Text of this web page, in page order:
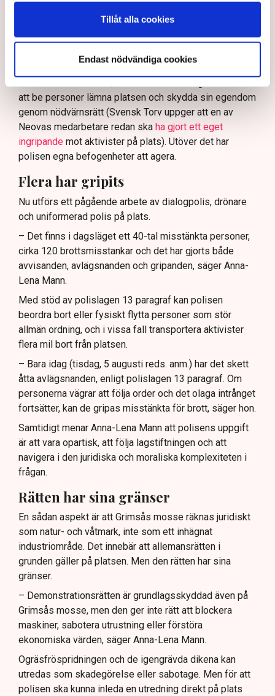
Tillåt alla cookies
Endast nödvändiga cookies
och näringsverksamhet mot den typen av störningar.
Enligt Anna-Lena Mann, polisinspektör vid
kommunikationsavdelningen i region Väst, har
att be personer lämna platsen och skydda sin egendom
genom nödvärnsrätt (Svensk Torv uppger att en av
Neovas medarbetare redan ska ha gjort ett eget
ingripande mot aktivister på plats). Utöver det har
polisen egna befogenheter att agera.
Flera har gripits
Nu utförs ett pågående arbete av dialogpolis, drönare
och uniformerad polis på plats.
– Det finns i dagsläget ett 40-tal misstänkta personer,
cirka 120 brottsmisstankar och det har gjorts både
avvisanden, avlägsnanden och gripanden, säger Anna-
Lena Mann.
Med stöd av polislagen 13 paragraf kan polisen
beordra bort eller fysiskt flytta personer som stör
allmän ordning, och i vissa fall transportera aktivister
flera mil bort från platsen.
– Bara idag (tisdag, 5 augusti reds. anm.) har det skett
åtta avlägsnanden, enligt polislagen 13 paragraf. Om
personerna vägrar att följa order och det olaga intrånget
fortsätter, kan de gripas misstänkta för brott, säger hon.
Samtidigt menar Anna-Lena Mann att polisens uppgift
är att vara opartisk, att följa lagstiftningen och att
navigera i den juridiska och moraliska komplexiteten i
frågan.
Rätten har sina gränser
En sådan aspekt är att Grimsås mosse räknas juridiskt
som natur- och våtmark, inte som ett inhägnat
industriområde. Det innebär att allemansrätten i
grunden gäller på platsen. Men den rätten har sina
gränser.
– Demonstrationsrätten är grundlagsskyddad även på
Grimsås mosse, men den ger inte rätt att blockera
maskiner, sabotera utrustning eller förstöra
ekonomiska värden, säger Anna-Lena Mann.
Ogräsfröspridningen och de igengrävda dikena kan
utredas som skadegörelse eller sabotage. Men för att
polisen ska kunna inleda en utredning direkt på plats